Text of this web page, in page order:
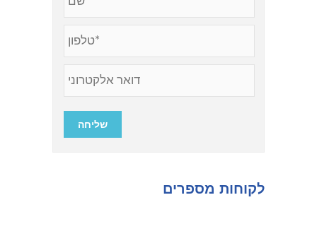
לקוחות מספרים